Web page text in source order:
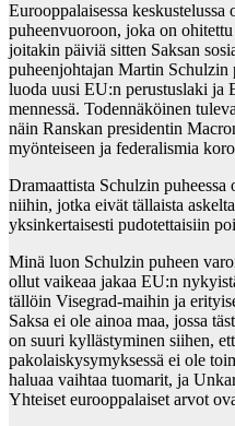
Eurooppalaisessa
puheenvuoroon, joka on
joitakin päiviä sitten Saksan
puheenjohtajan Martin Schulzin
luoda uusi EU:n perustuslaki ja
mennessä. Todennäköinen
näin Ranskan presidentin
myönteiseen ja federalismia
Dramaattista Schulzin
niihin, jotka eivät tällaista
yksinkertaisesti pudotettaisiin
Minä luon Schulzin puheen
ollut vaikeaa jakaa EU:n
tällöin Visegrad-maihin ja
Saksa ei ole ainoa maa, jossa
on suuri kyllästyminen siihen,
pakolaiskysymyksessä ei ole
haluaa vaihtaa tuomarit, ja
Yhteiset eurooppalaiset arvot